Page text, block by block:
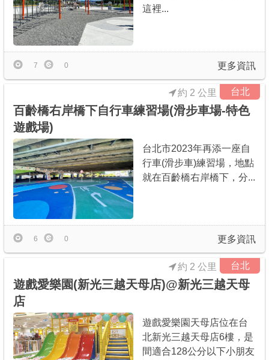
這裡...
更多資訊
7 0
台北
百齡橋右岸橋下自行車練習場(滑步車場-特色
遊戲場)
約 2 公里
台北市2023年再添一座自
行車(滑步車)練習場，地點
就在百齡橋右岸橋下，分...
更多資訊
6 0
台北
遊戲愛樂園(新光三越天母店)@新光三越天母
店
約 2 公里
遊戲愛樂園天母店位在台
北新光三越天母店6樓，是
間適合128公分以下小朋友